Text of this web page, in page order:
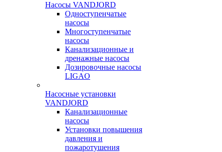
Насосы VANDJORD
Одноступенчатые
насосы
Многоступенчатые
насосы
Канализационные и
дренажные насосы
Дозировочные насосы
LIGAO
Насосные установки
VANDJORD
Канализационные
насосы
Установки повышения
давления и
пожаротушения